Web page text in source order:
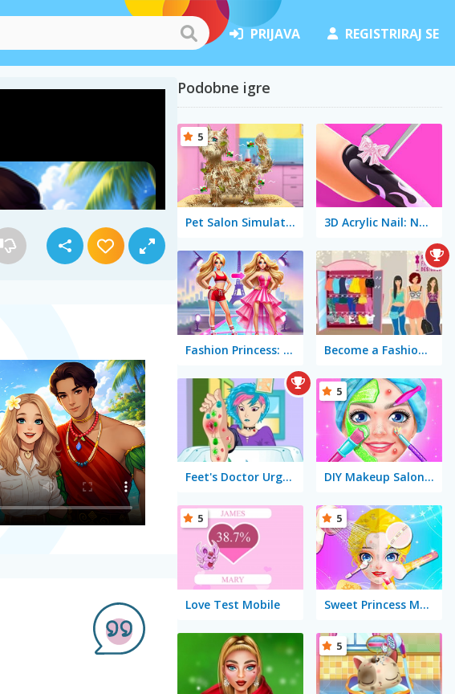
PRIJAVA REGISTRIRAJ SE
Podobne igre
Pet Salon Simulator
5
3D Acrylic Nail: Nail Art Game
Fashion Princess: Dress Up for Girls Become a Fashion Designer
Feet's Doctor Urgent Care DIY Makeup Salon: SPA Makeover Studio
5
Love Test Mobile
5
Sweet Princess Makeup Party
5
5